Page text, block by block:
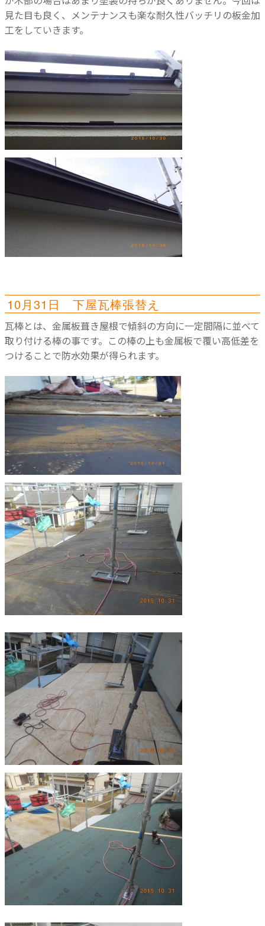
見た目も良く、メンテナンスも楽な耐久性バッチリの板金加
工をしていきます。
10月31日 下屋瓦棒張替え
瓦棒とは、金属板葺き屋根で傾斜の方向に一定間隔に並べて
取り付ける棒の事です。この棒の上も金属板で覆い高低差を
つけることで防水効果が得られます。